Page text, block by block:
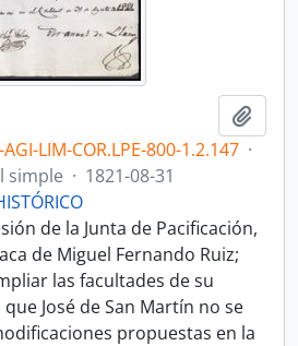
LIM-COR.LPE-800-1.2.147 ·
simple · 1821-08-31
de la Junta de Pacificación,
de Miguel Fernando Ruiz;
las facultades de su
José de San Martín no se
propuestas en la